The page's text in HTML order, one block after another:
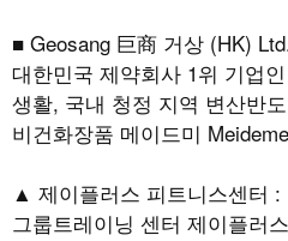
■ Geosang 巨商 거상 (HK)
대한민국 제약회사 1위 기업
생활, 국내 청정 지역 변산반
비건화장품 메이드미
▲ 제이플러스 피트니스센터 :
그룹트레이닝 센터 제이플러